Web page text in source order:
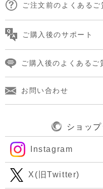
ご注文前のよくあるご
ご購入後のサポート
ご購入後のよくあるご
お問い合わせ
ショッ
Instagram
X(旧Twitter)